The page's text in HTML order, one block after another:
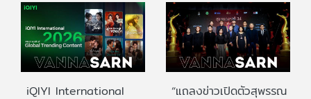
iQIYI International “แถลงข่าวเปิดตัวสุพรรณ